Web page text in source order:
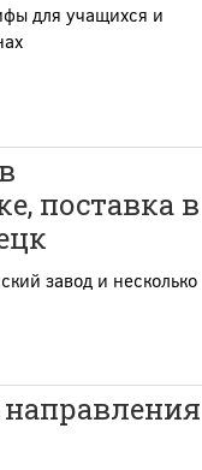
для учащихся и
поставка в
завод и несколько